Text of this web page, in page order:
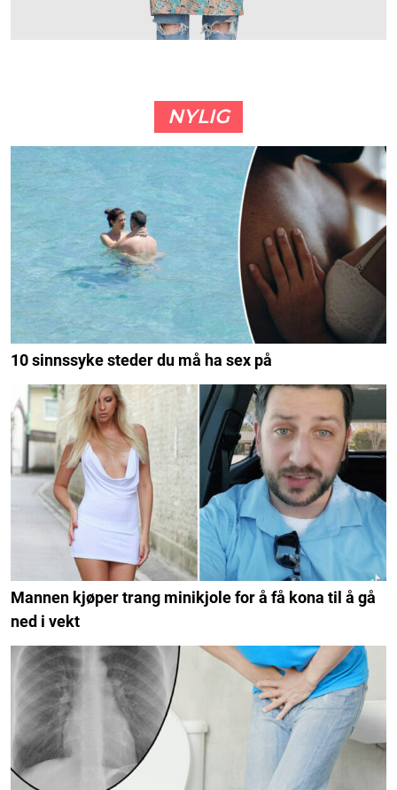
NYLIG
10 sinnssyke steder du må ha sex på
Mannen kjøper trang minikjole for å få kona til å gå
ned i vekt